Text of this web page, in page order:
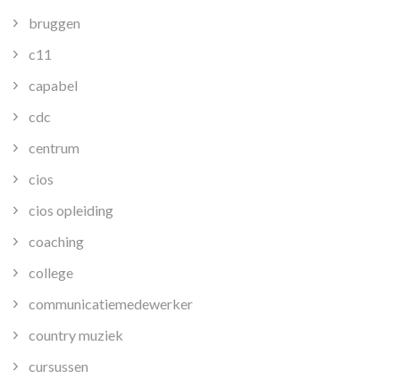
bruggen
c11
capabel
cdc
centrum
cios
cios opleiding
coaching
college
communicatiemedewerker
country muziek
cursussen